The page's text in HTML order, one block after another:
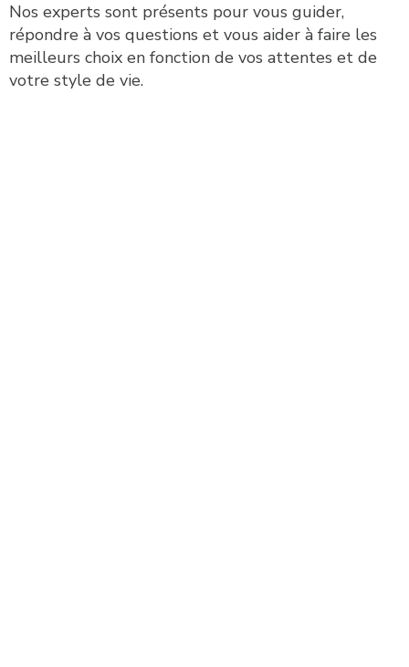
Nos experts sont présents pour vous guider,
répondre à vos questions et vous aider à faire les
meilleurs choix en fonction de vos attentes et de
votre style de vie.